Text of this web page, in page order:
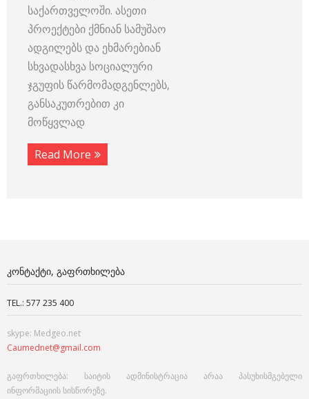
საქართველოში. ასეთი
პროექტები ქმნიან სამუშაო
ადგილებს და ეხმარებიან
სხვადასხვა სოციალური
ჯგუფის წარმომადგენლებს,
განსაკუთრებით კი
მოწყვლად
Read More
ᲙᲝᲜᲢᲐᲥᲢᲘ, ᲒᲐᲤᲠᲗᲮᲘᲚᲔᲑᲐ
TEL.: 577 235 400
skype: Medgeo.net
Caumednet@gmail.com
გაფრთხილება: საიტის ადმინისტრაცია არაა პასუხისმგებელი
ინფორმაციის სისწორეზე.